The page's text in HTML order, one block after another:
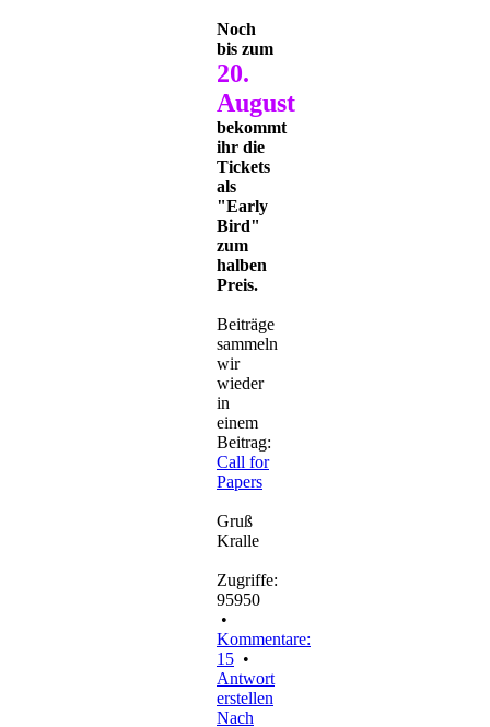
Noch
bis zum
20.
August
bekommt
ihr die
Tickets
als
"Early
Bird"
zum
halben
Preis.
Beiträge
sammeln
wir
wieder
in
einem
Beitrag:
Call for
Papers
Gruß
Kralle
Zugriffe:
95950
•
Kommentare:
15 •
Antwort
erstellen
Nach